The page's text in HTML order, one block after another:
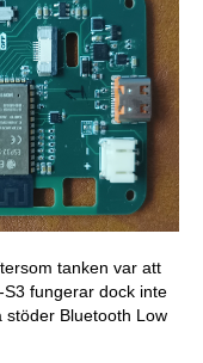
tanken var att
fungerar dock inte
Bluetooth Low